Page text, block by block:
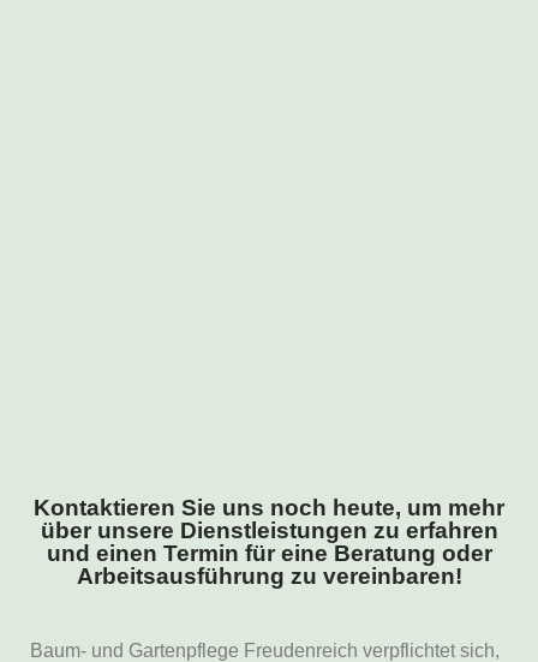
Kontaktieren Sie uns noch heute, um mehr
über unsere Dienstleistungen zu erfahren
und einen Termin für eine Beratung oder
Arbeitsausführung zu vereinbaren!
Baum- und Gartenpflege Freudenreich verpflichtet sich,